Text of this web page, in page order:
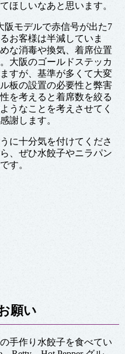
ほしいなあと思います。
阪モデルで赤信号が出た7
お客様は半減していま
な消毒や換気、着席位置
大阪のゴールドステッカ
すが、基準が多くて大変
板の設置の必要性と弊害
を考えると着席数を絞る
うなことを考えさせてく
謝します。
に十分気を付けてくださ
、ぜひ水餃子やニラパン
す。
願い
手作り水餃子を食べてい